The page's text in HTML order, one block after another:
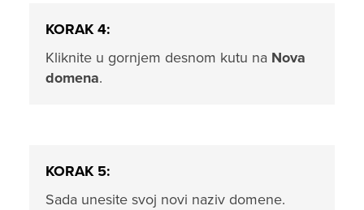
KORAK 4:
Kliknite u gornjem desnom kutu na Nova
domena.
KORAK 5:
Sada unesite svoj novi naziv domene.